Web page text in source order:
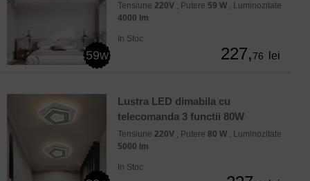
59w
Tensiune 220V , Putere 59 W , Luminozitate
4000 lm
In Stoc
227,76 lei
Lustra LED dimabila cu
telecomanda 3 functii 80W
Tensiune 220V , Putere 80 W , Luminozitate
5000 lm
In Stoc